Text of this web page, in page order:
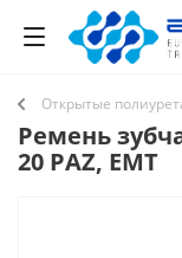
Открытые
Ремень
20 PAZ, EMT